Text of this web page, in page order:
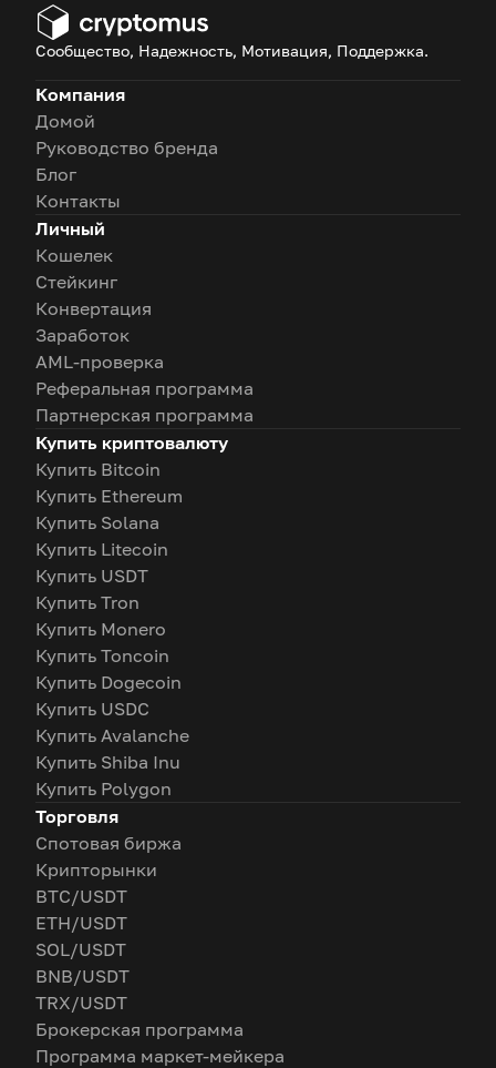
Сообщество, Надежность, Мотивация, Поддержка.
Компания
Домой
Руководство бренда
Блог
Контакты
Личный
Кошелек
Стейкинг
Конвертация
Заработок
AML-проверка
Реферальная программа
Партнерская программа
Купить криптовалюту
Купить Bitcoin
Купить Ethereum
Купить Solana
Купить Litecoin
Купить USDT
Купить Tron
Купить Monero
Купить Toncoin
Купить Dogecoin
Купить USDC
Купить Avalanche
Купить Shiba Inu
Купить Polygon
Торговля
Спотовая биржа
Крипторынки
BTC/USDT
ETH/USDT
SOL/USDT
BNB/USDT
TRX/USDT
Брокерская программа
Программа маркет-мейкера